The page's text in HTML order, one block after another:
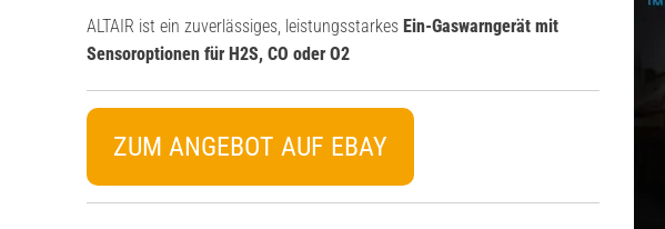
ALTAIR ist ein zuverlässiges, leistungsstarkes Ein-Gaswarngerät mit
Sensoroptionen für H2S, CO oder O2
ZUM ANGEBOT AUF EBAY